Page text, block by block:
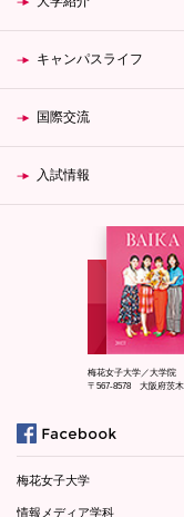
キャンパスライフ
国際交流
入試情報
梅花女子大学／大学院
〒567-8578 大阪府茨木
梅花女子大学
情報メディア学科